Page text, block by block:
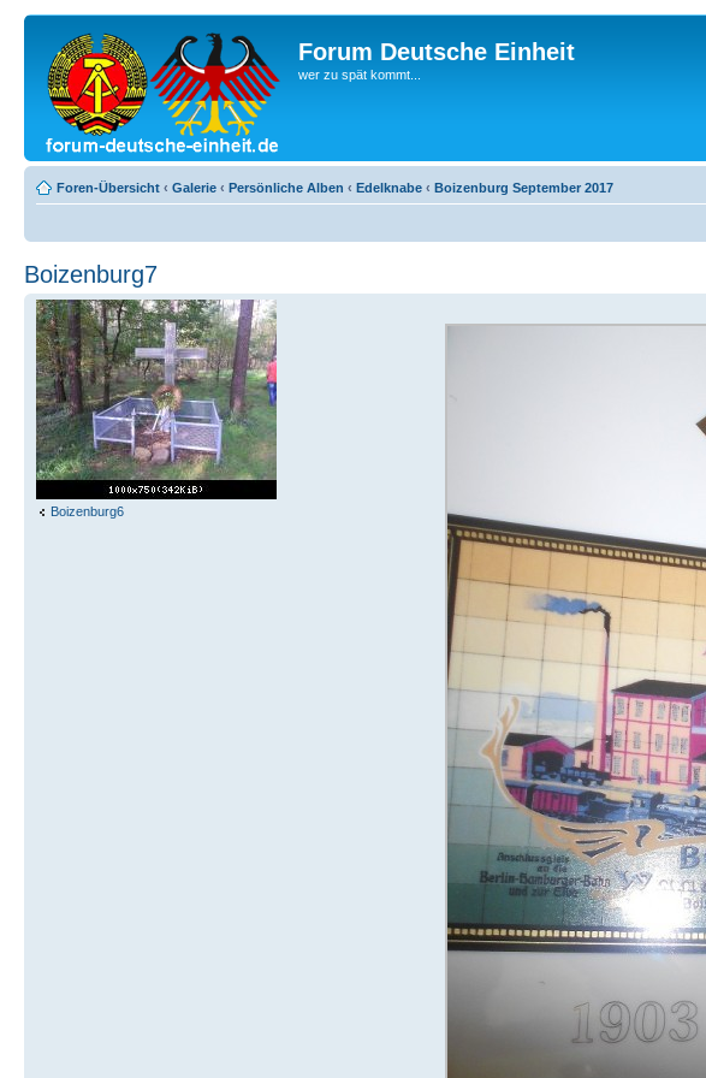
Forum Deutsche Einheit
wer zu spät kommt...
Foren-Übersicht ‹ Galerie ‹ Persönliche Alben ‹ Edelknabe ‹ Boizenburg September 2017
Boizenburg7
Boizenburg6